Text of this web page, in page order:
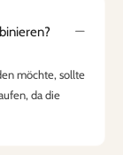
möchte, sollte
da die